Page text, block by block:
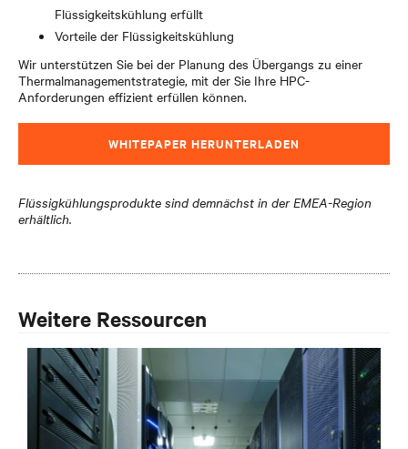
Flüssigkeitskühlung erfüllt
Vorteile der Flüssigkeitskühlung
Wir unterstützen Sie bei der Planung des Übergangs zu einer
Thermalmanagementstrategie, mit der Sie Ihre HPC-
Anforderungen effizient erfüllen können.
WHITEPAPER HERUNTERLADEN
Flüssigkühlungsprodukte sind demnächst in der EMEA-Region
erhältlich.
Weitere Ressourcen